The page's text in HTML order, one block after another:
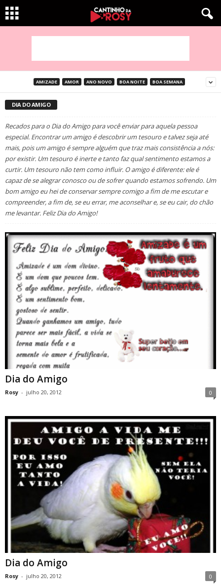
AMIZADE AMOR ANO NOVO BOA NOITE BOA SEMANA
DIA DO AMIGO
Recados para o Dia do Amigo para você enviar para aquela pessoa
especial. Encontrar um amigo é descobrir um tesouro e talvez seja até
mais, pois um amigo é sempre alguém que traz mais consistência a nós:
por existir. Um tesouro é inerte e tanto faz qual sentimento estamos a
curtir. Um tesouro não tem como influir. O amigo é diferente: ele é
capaz de se alegrar conosco ou de sofrer quando estamos sofrendo. Um
bom amigo eu hei de conservar sempre comigo a fim de me escutar e
compreender, a fim de, se eu errar, me aconselhar e, se eu cair, do chão
me levantar. Feliz Dia do Amigo!
Dia do Amigo
Rosy - julho 20, 2012 0
Dia do Amigo
Rosy - julho 20, 2012 0